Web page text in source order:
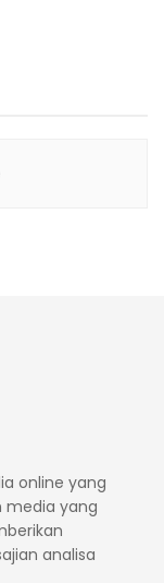
online yang
media yang
analisa